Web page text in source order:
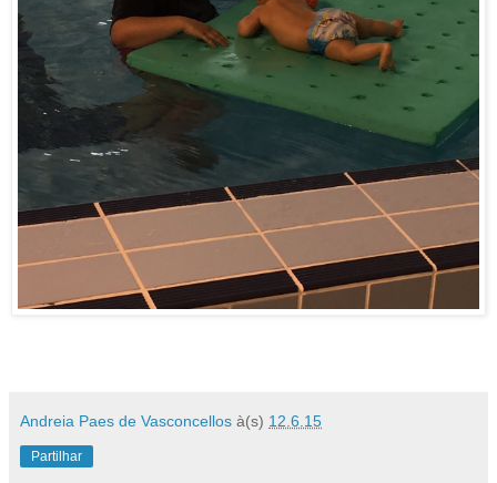
Andreia Paes de Vasconcellos à(s) 12.6.15
Partilhar